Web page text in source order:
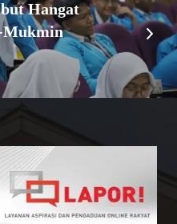
Hangat
Mukmin